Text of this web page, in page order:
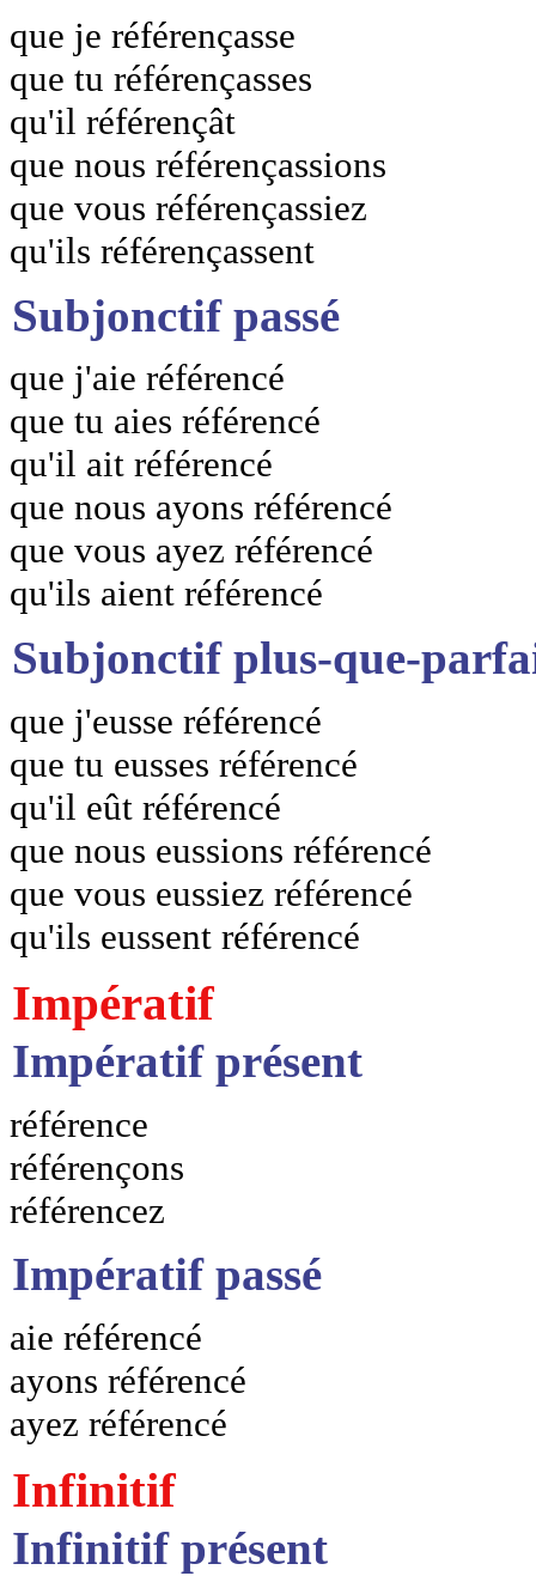
que je référençasse
que tu référençasses
qu'il référençât
que nous référençassions
que vous référençassiez
qu'ils référençassent
Subjonctif passé
que j'aie référencé
que tu aies référencé
qu'il ait référencé
que nous ayons référencé
que vous ayez référencé
qu'ils aient référencé
Subjonctif plus-que-
que j'eusse référencé
que tu eusses référencé
qu'il eût référencé
que nous eussions référencé
que vous eussiez référencé
qu'ils eussent référencé
Impératif
Impératif présent
référence
référençons
référencez
Impératif passé
aie référencé
ayons référencé
ayez référencé
Infinitif
Infinitif présent